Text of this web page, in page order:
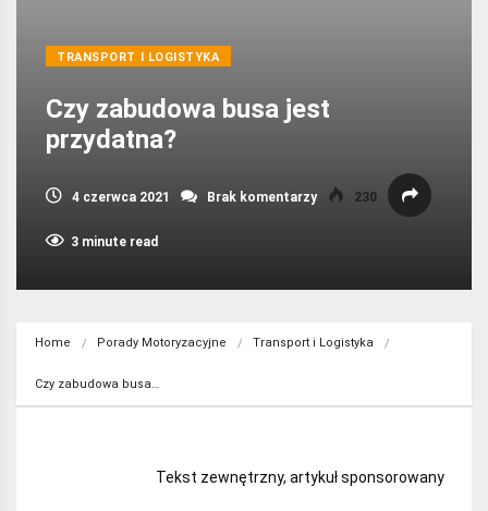
TRANSPORT I LOGISTYKA
Czy zabudowa busa jest
przydatna?
4 czerwca 2021 Brak komentarzy 230
3 minute read
Home Porady Motoryzacyjne Transport i Logistyka
Czy zabudowa busa…
Tekst zewnętrzny, artykuł sponsorowany